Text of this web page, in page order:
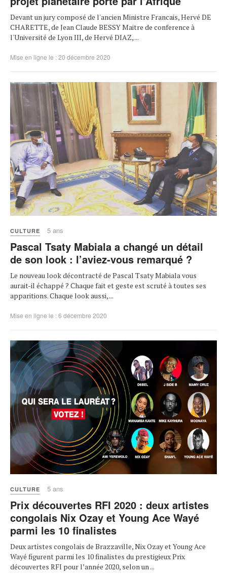
Devant un jury composé de l'ancien Ministre Francais, Hervé DE
CHARETTE, de Jean Claude BESSY Maitre de conference à
l'Université de Lyon III, de Hervé DIAZ, ...
Mise en ligne le : 20 décembre 2020
CULTURE 5 ans
Pascal Tsaty Mabiala a changé un détail
de son look : l’aviez-vous remarqué ?
Le nouveau look décontracté de Pascal Tsaty Mabiala vous
aurait-il échappé ? Chaque fait et geste est scruté à toutes ses
apparitions. Chaque look aussi, ...
Mise en ligne le : 6 décembre 2020
CULTURE 5 ans
Prix découvertes RFI 2020 : deux artistes
congolais Nix Ozay et Young Ace Wayé
parmi les 10 finalistes
Deux artistes congolais de Brazzaville, Nix Ozay et Young Ace
Wayé figurent parmi les 10 finalistes du prestigieux Prix
découvertes RFI pour l’année 2020, selon un ...